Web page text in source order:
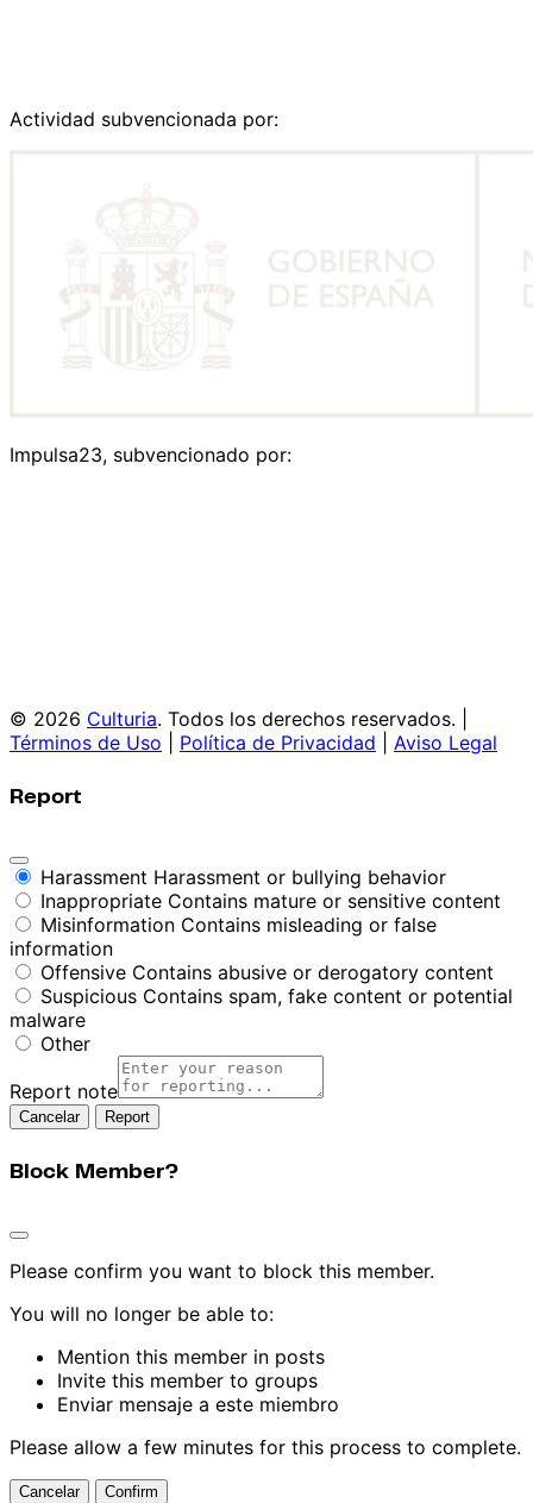
Actividad subvencionada por:
Impulsa23, subvencionado por:
© 2026 Culturia. Todos los derechos reservados. |
Términos de Uso
Política de Privacidad Aviso Legal
Report
Harassment Harassment or bullying behavior
Inappropriate Contains mature or sensitive content
Misinformation Contains misleading or false
information
Offensive Contains abusive or derogatory content
Suspicious Contains spam, fake content or potential
malware
Other
Report note
Report
Block Member?
Please confirm you want to block this member.
You will no longer be able to:
Mention this member in posts
Invite this member to groups
Enviar mensaje a este miembro
Please allow a few minutes for this process to complete.
Confirm